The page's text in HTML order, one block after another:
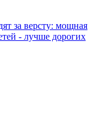
за версту: мощная
- лучше дорогих